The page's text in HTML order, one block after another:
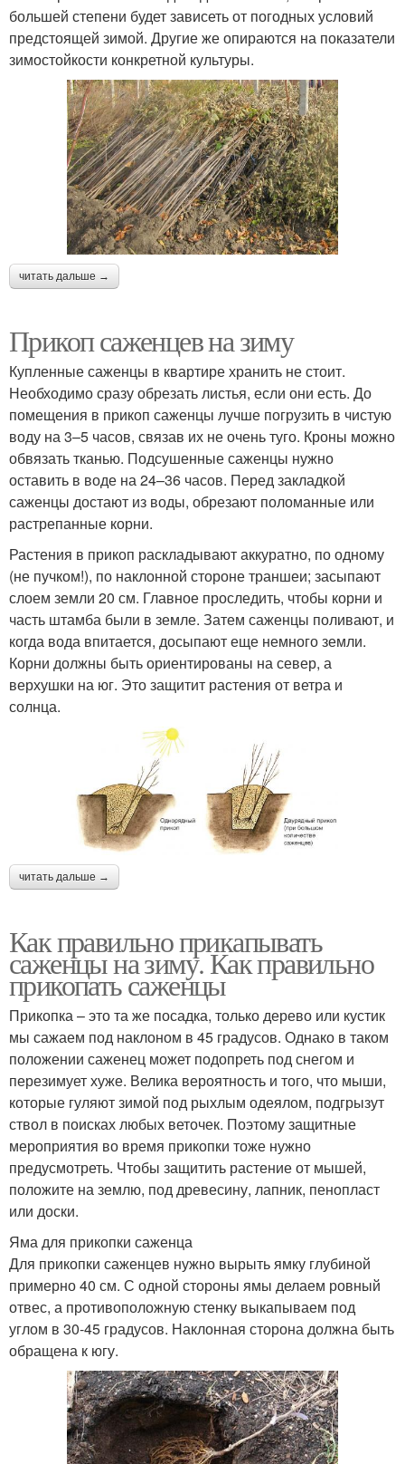
большей степени будет зависеть от погодных условий
предстоящей зимой. Другие же опираются на показатели
зимостойкости конкретной культуры.
читать дальше →
Прикоп саженцев на зиму
Купленные саженцы в квартире хранить не стоит.
Необходимо сразу обрезать листья, если они есть. До
помещения в прикоп саженцы лучше погрузить в чистую
воду на 3–5 часов, связав их не очень туго. Кроны можно
обвязать тканью. Подсушенные саженцы нужно
оставить в воде на 24–36 часов. Перед закладкой
саженцы достают из воды, обрезают поломанные или
растрепанные корни.
Растения в прикоп раскладывают аккуратно, по одному
(не пучком!), по наклонной стороне траншеи; засыпают
слоем земли 20 см. Главное проследить, чтобы корни и
часть штамба были в земле. Затем саженцы поливают, и
когда вода впитается, досыпают еще немного земли.
Корни должны быть ориентированы на север, а
верхушки на юг. Это защитит растения от ветра и
солнца.
читать дальше →
Как правильно прикапывать
саженцы на зиму. Как правильно
прикопать саженцы
Прикопка – это та же посадка, только дерево или кустик
мы сажаем под наклоном в 45 градусов. Однако в таком
положении саженец может подопреть под снегом и
перезимует хуже. Велика вероятность и того, что мыши,
которые гуляют зимой под рыхлым одеялом, подгрызут
ствол в поисках любых веточек. Поэтому защитные
мероприятия во время прикопки тоже нужно
предусмотреть. Чтобы защитить растение от мышей,
положите на землю, под древесину, лапник, пенопласт
или доски.
Яма для прикопки саженца
Для прикопки саженцев нужно вырыть ямку глубиной
примерно 40 см. С одной стороны ямы делаем ровный
отвес, а противоположную стенку выкапываем под
углом в 30-45 градусов. Наклонная сторона должна быть
обращена к югу.